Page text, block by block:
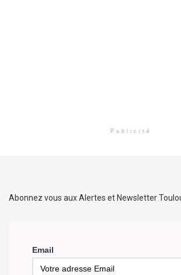
Publicité
Abonnez vous aux Alertes et Newsletter
Email